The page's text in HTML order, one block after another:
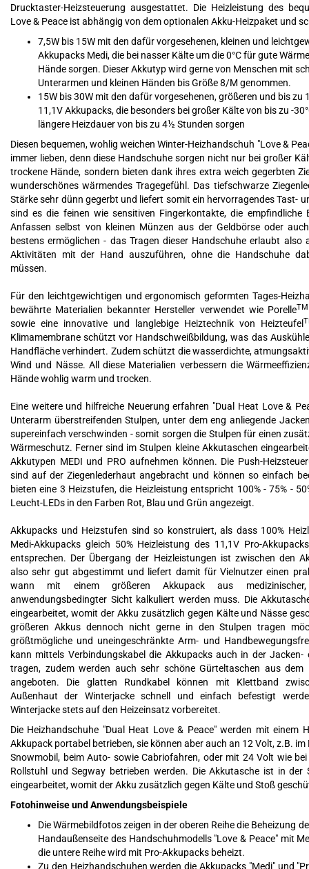
Drucktaster-Heizsteuerung ausgestattet. Die Heizleistung des
Love & Peace ist abhängig von dem optionalen Akku-Heizpaket und
7,5W bis 15W mit den dafür vorgesehenen, kleinen und
Akkupacks Medi, die bei nasser Kälte um die 0°C für gute
Hände sorgen. Dieser Akkutyp wird gerne von Menschen mit
Unterarmen und kleinen Händen bis Größe 8/M genommen.
15W bis 30W mit den dafür vorgesehenen, größeren und bis zu
11,1V Akkupacks, die besonders bei großer Kälte von bis zu -
längere Heizdauer von bis zu 4½ Stunden sorgen
Diesen bequemen, wohlig weichen Winter-Heizhandschuh "Love &
immer lieben, denn diese Handschuhe sorgen nicht nur bei großer
trockene Hände, sondern bieten dank ihres extra weich gegerbten
wunderschönes wärmendes Tragegefühl. Das tiefschwarze
Stärke sehr dünn gegerbt und liefert somit ein hervorragendes Tast-
sind es die feinen wie sensitiven Fingerkontakte, die empfindliche
Anfassen selbst von kleinen Münzen aus der Geldbörse oder
bestens ermöglichen - das Tragen dieser Handschuhe erlaubt also
Aktivitäten mit der Hand auszuführen, ohne die Handschuhe
müssen.
Für den leichtgewichtigen und ergonomisch geformten Tages-
bewährte Materialien bekannter Hersteller verwendet wie PorelleTM
sowie eine innovative und langlebige Heiztechnik von Heizteufel
Klimamembrane schützt vor Handschweißbildung, was das
Handfläche verhindert. Zudem schützt die wasserdichte,
Wind und Nässe. All diese Materialien verbessern die
Hände wohlig warm und trocken.
Eine weitere und hilfreiche Neuerung erfahren "Dual Heat Love &
Unterarm überstreifenden Stulpen, unter dem eng anliegende
supereinfach verschwinden - somit sorgen die Stulpen für einen
Wärmeschutz. Ferner sind im Stulpen kleine Akkutaschen
Akkutypen MEDI und PRO aufnehmen können. Die Push-
sind auf der Ziegenlederhaut angebracht und können so einfach
bieten eine 3 Heizstufen, die Heizleistung entspricht 100% - 75% -
Leucht-LEDs in den Farben Rot, Blau und Grün angezeigt.
Akkupacks und Heizstufen sind so konstruiert, als dass 100%
Medi-Akkupacks gleich 50% Heizleistung des 11,1V Pro-
entsprechen. Der Übergang der Heizleistungen ist zwischen den
also sehr gut abgestimmt und liefert damit für Vielnutzer einen
wann mit einem größeren Akkupack aus
anwendungsbedingter Sicht kalkuliert werden muss. Die
eingearbeitet, womit der Akku zusätzlich gegen Kälte und Nässe
größeren Akkus dennoch nicht gerne in den Stulpen tragen
größtmögliche und uneingeschränkte Arm- und
kann mittels Verbindungskabel die Akkupacks auch in der Jacken-
tragen, zudem werden auch sehr schöne Gürteltaschen aus dem
angeboten. Die glatten Rundkabel können mit Klettband
Außenhaut der Winterjacke schnell und einfach befestigt
Winterjacke stets auf den Heizeinsatz vorbereitet.
Die Heizhandschuhe "Dual Heat Love & Peace" werden mit einem
Akkupack portabel betrieben, sie können aber auch an 12 Volt, z.B.
Snowmobil, beim Auto- sowie Cabriofahren, oder mit 24 Volt wie
Rollstuhl und Segway betrieben werden. Die Akkutasche ist in der
eingearbeitet, womit der Akku zusätzlich gegen Kälte und Stoß
Fotohinweise und Anwendungsbeispiele
Die Wärmebildfotos zeigen in der oberen Reihe die Beheizung
Handaußenseite des Handschuhmodells "Love & Peace" mit
die untere Reihe wird mit Pro-Akkupacks beheizt.
Zu den Heizhandschuhen werden die Akkupacks "Medi" und